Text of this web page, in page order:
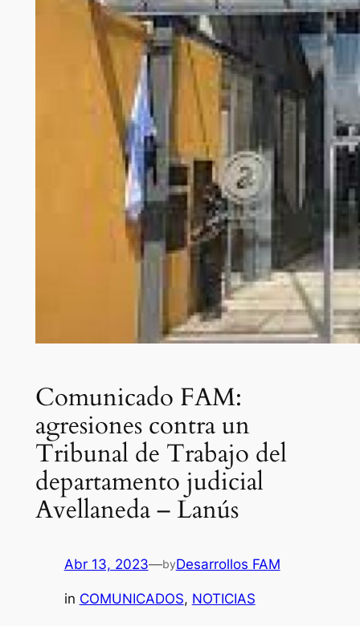
Comunicado FAM:
agresiones contra un
Tribunal de Trabajo del
departamento judicial
Avellaneda – Lanús
Abr 13, 2023—byDesarrollos FAM
in COMUNICADOS, NOTICIAS